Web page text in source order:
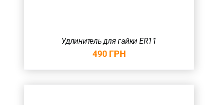
Удлинитель для гайки ER11
490 ГРН